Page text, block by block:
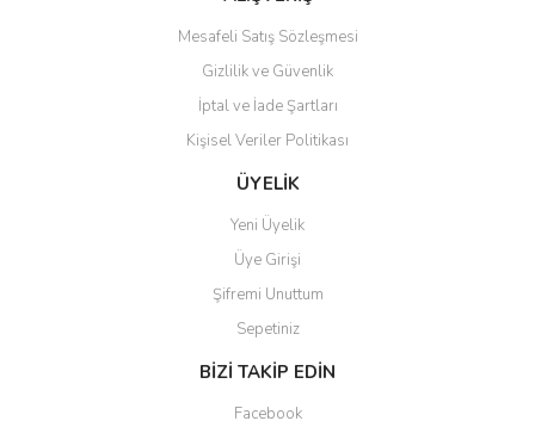
Gönder
Mesafeli Satış Sözleşmesi
Gizlilik ve Güvenlik
İptal ve İade Şartları
Kişisel Veriler Politikası
ÜYELİK
Yeni Üyelik
Üye Girişi
Şifremi Unuttum
Sepetiniz
BİZİ TAKİP EDİN
Facebook